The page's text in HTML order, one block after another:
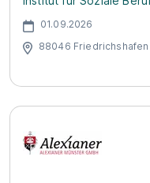
01.09.2026
88046 Friedrichshafen